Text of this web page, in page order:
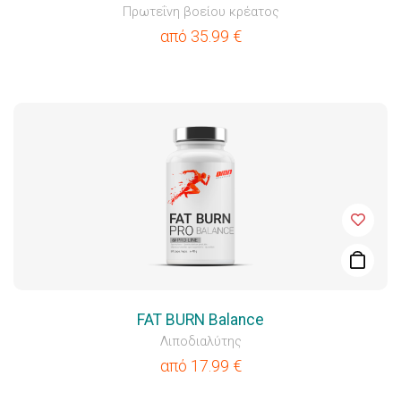
Πρωτεΐνη βοείου κρέατος
από 35.99 €
FAT BURN Balance
Λιποδιαλύτης
από 17.99 €